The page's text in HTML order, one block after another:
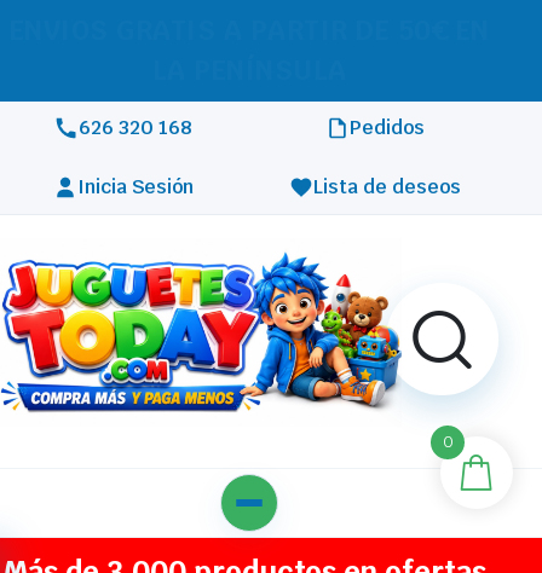
626 320 168 Pedidos
Inicia Sesión Lista de deseos
0